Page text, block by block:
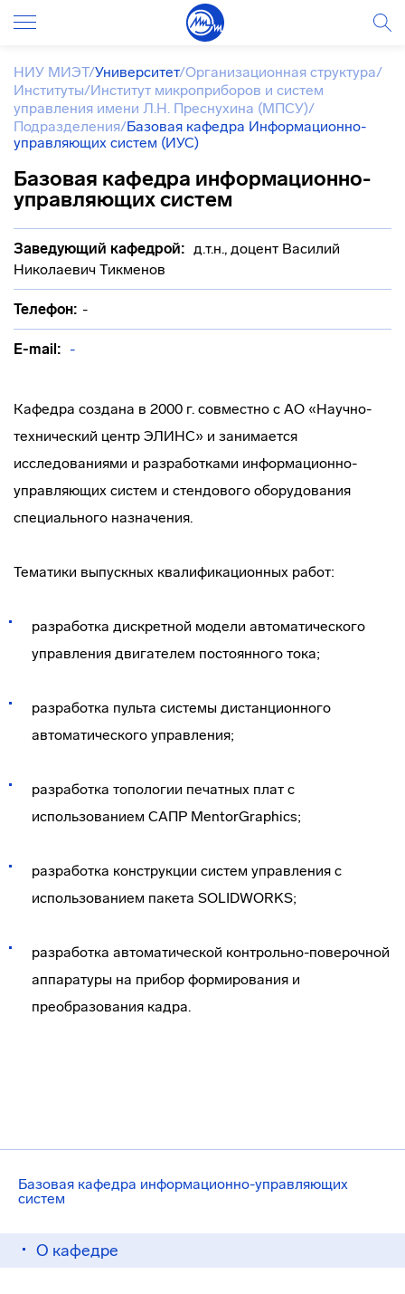
Базовая кафедра информационно-управляющих
систем
О кафедре
НИУ МИЭТ/Университет/Организационная структура/
Институты/Институт микроприборов и систем
управления имени Л.Н. Преснухина (МПСУ)/
Подразделения/Базовая кафедра Информационно-
управляющих систем (ИУС)
Базовая кафедра информационно-
управляющих систем
Заведующий кафедрой: д.т.н., доцент Василий
Николаевич Тикменов
Телефон: -
E-mail: -
Кафедра создана в 2000 г. совместно с АО «Научно-
технический центр ЭЛИНС» и занимается
исследованиями и разработками информационно-
управляющих систем и стендового оборудования
специального назначения.
Тематики выпускных квалификационных работ:
разработка дискретной модели автоматического
управления двигателем постоянного тока;
разработка пульта системы дистанционного
автоматического управления;
разработка топологии печатных плат с
использованием САПР MentorGraphics;
разработка конструкции систем управления с
использованием пакета SOLIDWORKS;
разработка автоматической контрольно-поверочной
аппаратуры на прибор формирования и
преобразования кадра.